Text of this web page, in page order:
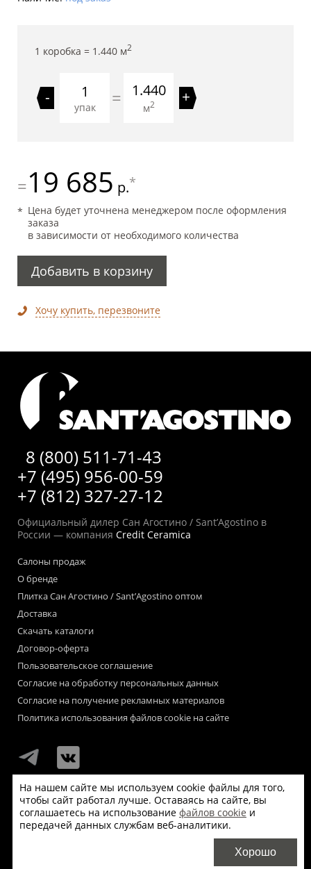
1 коробка = 1.440 м2
-
упак = 1.440
м2 +
=19 685 р.*
Цена будет уточнена менеджером после оформления
заказа
в зависимости от необходимого количества
Добавить в корзину
Хочу купить, перезвоните
8 (800) 511-71-43
+7 (495) 956-00-59
+7 (812) 327-27-12
Официальный дилер Сан Агостино / Sant’Agostino в
России — компания Credit Ceramica
Салоны продаж
О бренде
Плитка Сан Агостино / Sant’Agostino оптом
Доставка
Скачать каталоги
Договор-оферта
Пользовательское соглашение
Согласие на обработку персональных данных
Согласие на получение рекламных материалов
Политика использования файлов cookie на сайте
Мы используем файлы «cookie» для функционирования сайта.
Если Вас это не устраивает, пожалуйста, покиньте сайт.
На нашем сайте мы используем cookie файлы для того,
чтобы сайт работал лучше. Оставаясь на сайте, вы
соглашаетесь на использование файлов cookie и
передачей данных службам веб-аналитики.
Хорошо